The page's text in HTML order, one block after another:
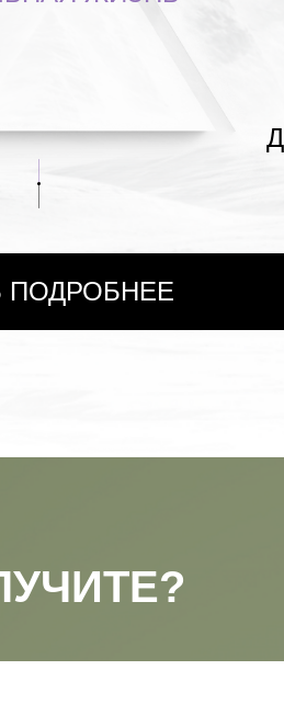
ПОДРОБНЕЕ